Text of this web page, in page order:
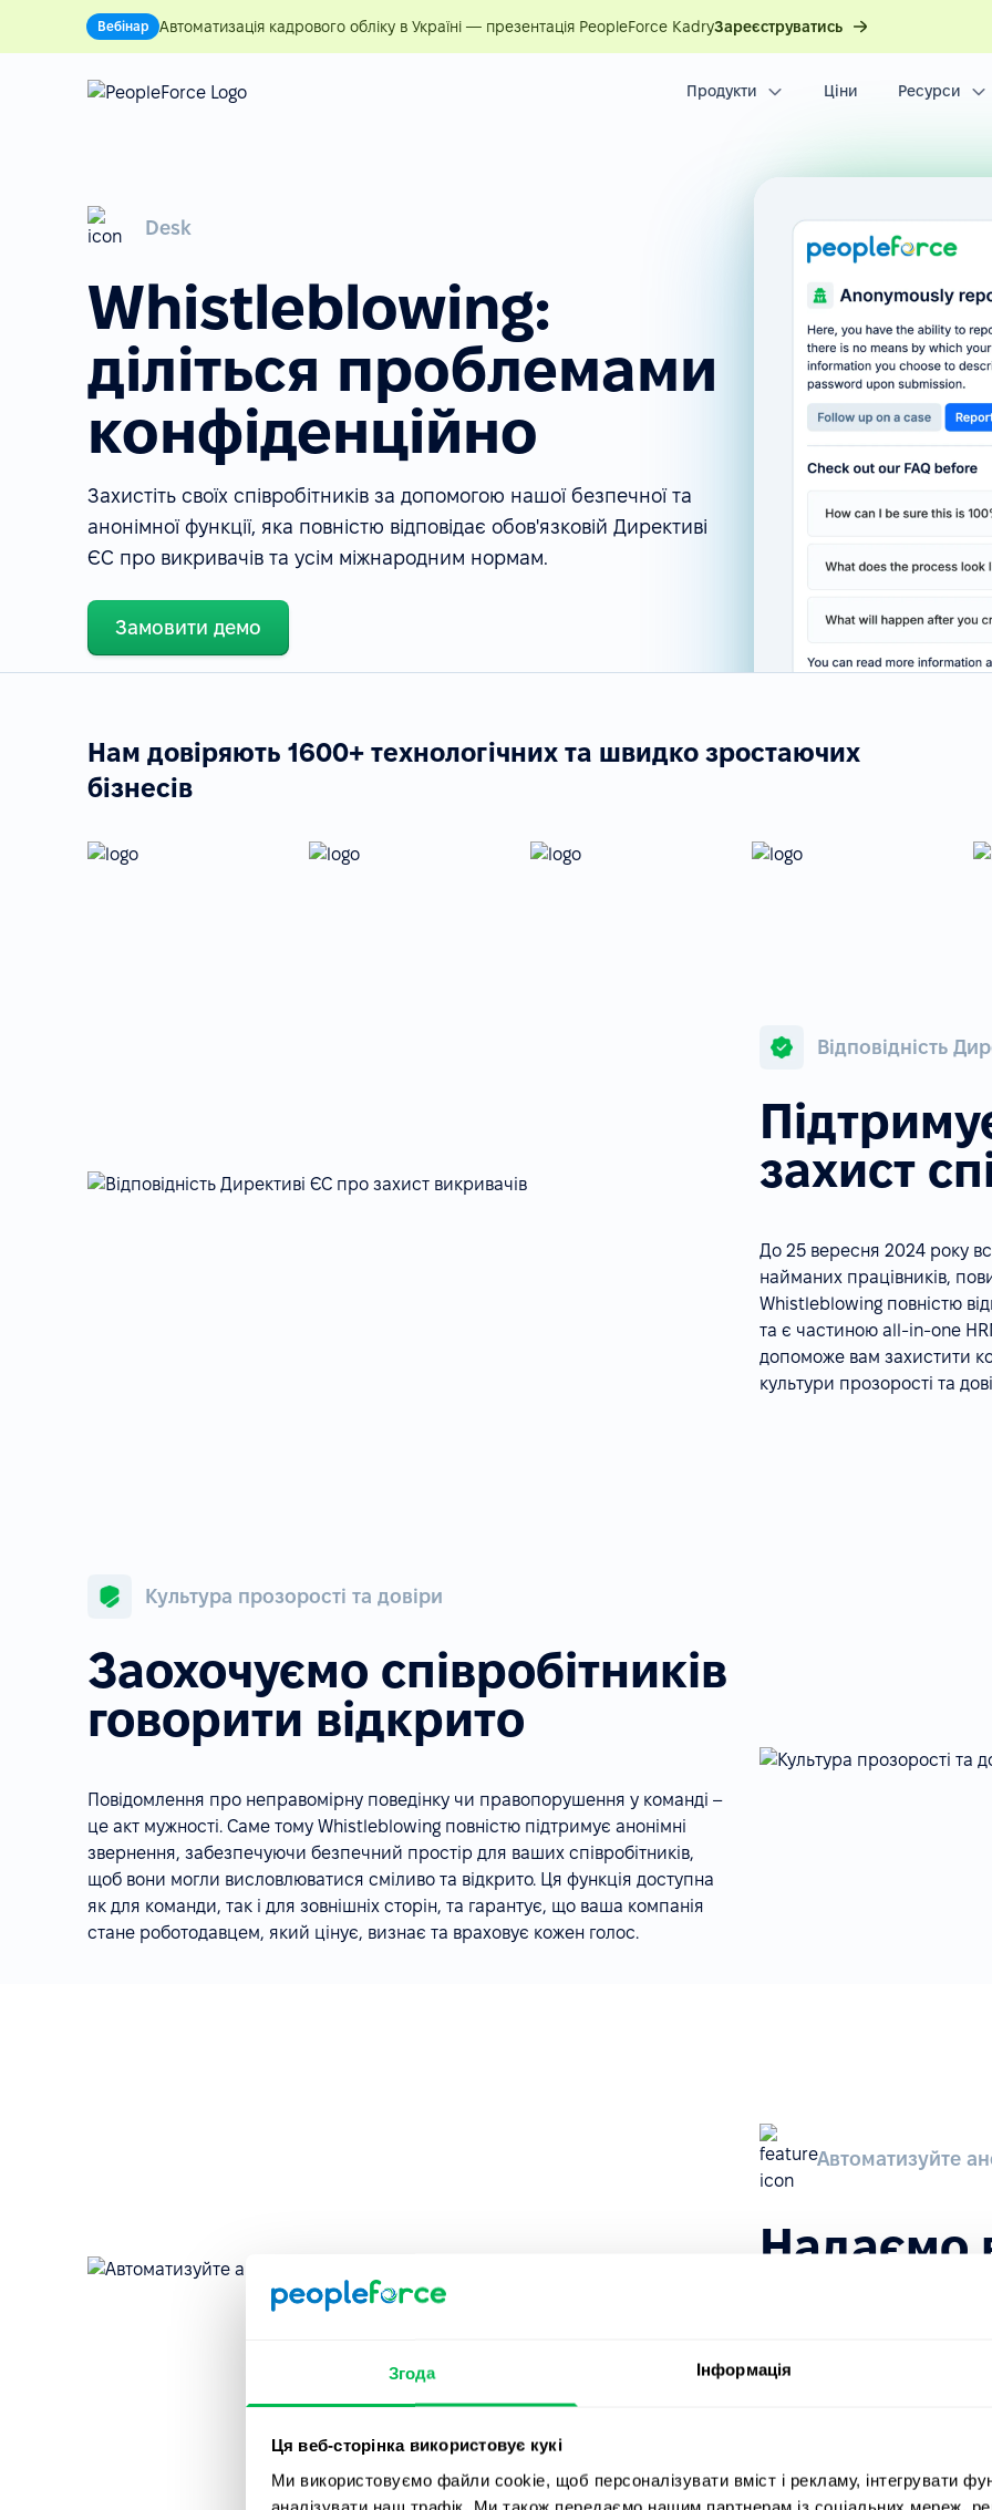
Згода Інформація
Ця веб-сторінка використовує кукі
Ми використовуємо файли cookie, щоб персоналізувати вміст і рекламу, інтегрувати
Вебінар Автоматизація кадрового обліку в Україні — презентація PeopleForce KadryЗареєструватись
Продукти Ціни Ресурси
Desk
Whistleblowing:
діліться проблемами
конфіденційно
Захистіть своїх співробітників за допомогою нашої безпечної та
анонімної функції, яка повністю відповідає обов'язковій Директиві
ЄС про викривачів та усім міжнародним нормам.
Замовити демо
Нам довіряють 1600+ технологічних та швидко зростаючих
бізнесів
Відповідність
захист
До 25 вересня 2024 року
найманих працівників,
Whistleblowing повністю
та є частиною all-in-one
допоможе вам захистити
культури прозорості та
Культура прозорості та довіри
Заохочуємо співробітників
говорити відкрито
Повідомлення про неправомірну поведінку чи правопорушення у команді –
це акт мужності. Саме тому Whistleblowing повністю підтримує анонімні
звернення, забезпечуючи безпечний простір для ваших співробітників,
щоб вони могли висловлюватися сміливо та відкрито. Ця функція доступна
як для команди, так і для зовнішніх сторін, та гарантує, що ваша компанія
стане роботодавцем, який цінує, визнає та враховує кожен голос.
Автоматизуйте
Надаємо
При відправленні через
щоб захистити
Уповноважені менеджери